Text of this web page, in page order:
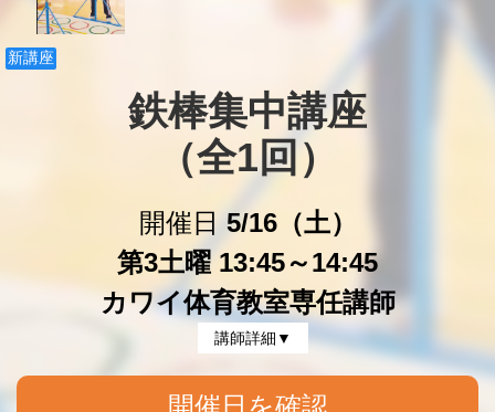
新講座
鉄棒集中講座
（全1回）
開催日 5/16（土）
第3土曜 13:45～14:45
カワイ体育教室専任講師
講師詳細▼
開催日を確認